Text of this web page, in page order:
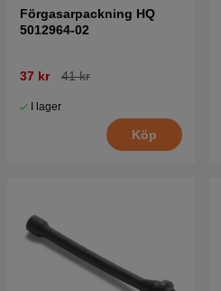
Förgasarpackning HQ
5012964-02
37 kr 41 kr
I lager
Köp